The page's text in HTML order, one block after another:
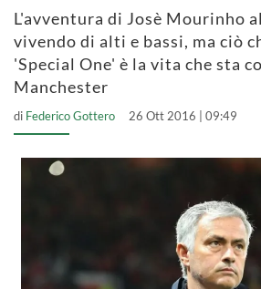
L'avventura di Josè Mourinho
vivendo di alti e bassi, ma ciò
'Special One' è la vita che sta
Manchester
di Federico Gottero 26 Ott 2016 | 09:49